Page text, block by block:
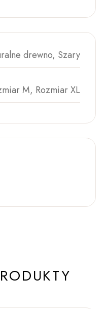
drewno, Szary
M, Rozmiar XL